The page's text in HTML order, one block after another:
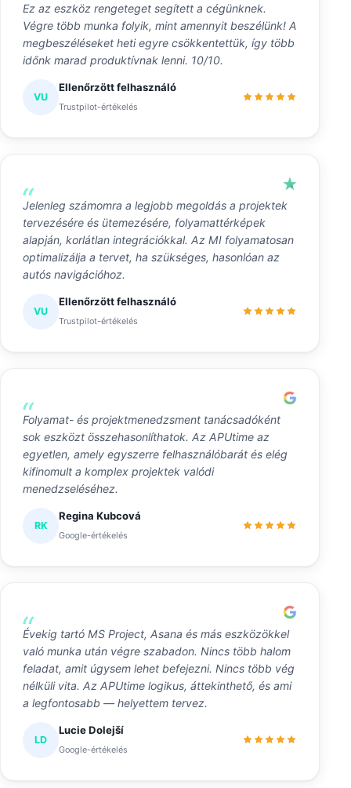
Ez az eszköz rengeteget segített a cégünknek.
Végre több munka folyik, mint amennyit beszélünk! A
megbeszéléseket heti egyre csökkentettük, így több
időnk marad produktívnak lenni. 10/10.
VU
Ellenőrzött felhasználó
Trustpilot-értékelés
Jelenleg számomra a legjobb megoldás a projektek
tervezésére és ütemezésére, folyamattérképek
alapján, korlátlan integrációkkal. Az MI folyamatosan
optimalizálja a tervet, ha szükséges, hasonlóan az
autós navigációhoz.
VU
Ellenőrzött felhasználó
Trustpilot-értékelés
Folyamat- és projektmenedzsment tanácsadóként
sok eszközt összehasonlíthatok. Az APUtime az
egyetlen, amely egyszerre felhasználóbarát és elég
kifinomult a komplex projektek valódi
menedzseléséhez.
RK
Regina Kubcová
Google-értékelés
Évekig tartó MS Project, Asana és más eszközökkel
való munka után végre szabadon. Nincs több halom
feladat, amit úgysem lehet befejezni. Nincs több vég
nélküli vita. Az APUtime logikus, áttekinthető, és ami
a legfontosabb — helyettem tervez.
LD
Lucie Dolejší
Google-értékelés